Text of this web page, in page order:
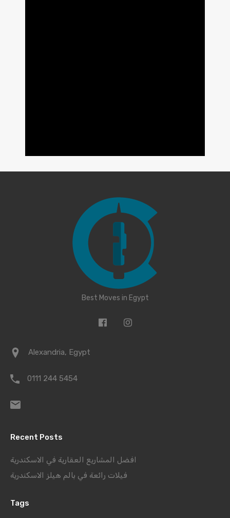
Best Moves in Egypt
Alexandria, Egypt
0111 244 5454
Recent Posts
افضل المشاريع العقارية في الاسكندرية
فيلات رائعة في بالم هيلز الاسكندرية
Tags